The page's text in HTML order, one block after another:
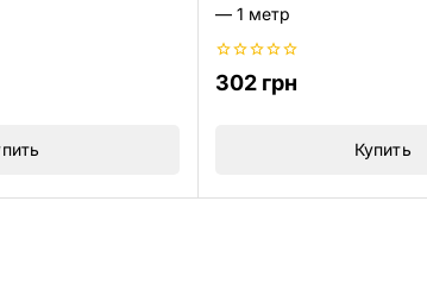
— 1 метр
0
из
302 грн
Купить